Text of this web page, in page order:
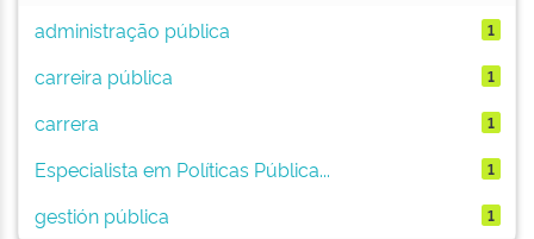
administração pública
1
carreira pública 1
carrera 1
Especialista em Políticas Pública... 1
gestión pública 1